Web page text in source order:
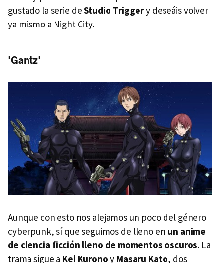
gustado la serie de Studio Triggery deseáis volver
ya mismo a Night City.
'Gantz'
Aunque con esto nos alejamos un poco del género
cyberpunk, sí que seguimos de lleno en un anime
de ciencia ficción lleno de momentos oscuros. La
trama sigue a Kei Kurono y Masaru Kato, dos